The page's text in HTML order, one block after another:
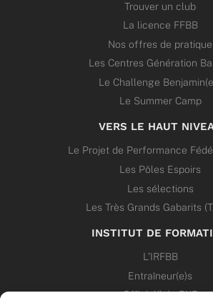
Trouver un club
La licence FFBB
Nos offres de pratique
Les Centres Génération
Le Challenge
Le Summer Camp
VERS LE HAUT
Le Projet de Performance
Les Pôles Espoirs
Les sélections
Les Très Grands Gabarits
INSTITUT DE
L’IRFBB
Entraîneur(e)s
Officiel(le)s 5X5